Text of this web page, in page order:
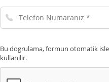
Telefon
Numaranız
Bu dogrulama, formun otomatik
kullanilir.